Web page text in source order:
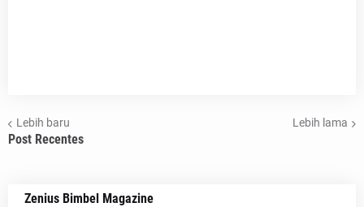
Lebih baru Lebih lama
Post Recentes
Zenius Bimbel Magazine